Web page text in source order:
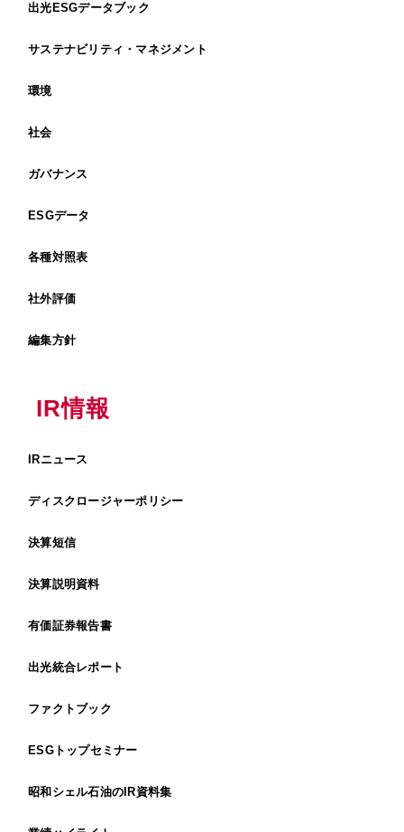
出光ESGデータブック
サステナビリティ・マネジメント
環境
社会
ガバナンス
ESGデータ
各種対照表
社外評価
編集方針
IR情報
IRニュース
ディスクロージャーポリシー
決算短信
決算説明資料
有価証券報告書
出光統合レポート
ファクトブック
ESGトップセミナー
昭和シェル石油のIR資料集